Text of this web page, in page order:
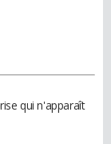
qui n'apparaît